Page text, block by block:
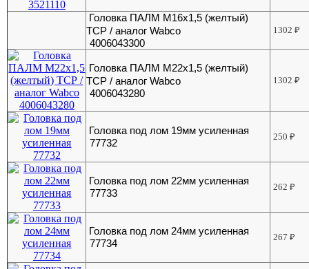
Головка ПАЛМ М16х1,5 (желтый)
ТСР / аналог Wabco
4006043300
1302₽
Головка ПАЛМ М22х1,5 (желтый)
ТСР / аналог Wabco
4006043280
1302₽
Головка под лом 19мм усиленная
77732
250₽
Головка под лом 22мм усиленная
77733
262₽
Головка под лом 24мм усиленная
77734
267₽